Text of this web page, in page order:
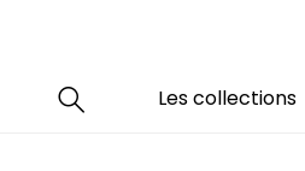
Les collections